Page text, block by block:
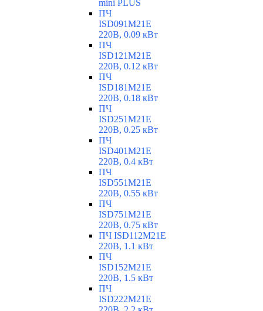
mini PLUS
ПЧ
ISD091M21E
220В, 0.09 кВт
ПЧ
ISD121M21E
220В, 0.12 кВт
ПЧ
ISD181M21E
220В, 0.18 кВт
ПЧ
ISD251M21E
220В, 0.25 кВт
ПЧ
ISD401M21E
220В, 0.4 кВт
ПЧ
ISD551M21E
220В, 0.55 кВт
ПЧ
ISD751M21E
220В, 0.75 кВт
ПЧ ISD112M21E
220В, 1.1 кВт
ПЧ
ISD152M21E
220В, 1.5 кВт
ПЧ
ISD222M21E